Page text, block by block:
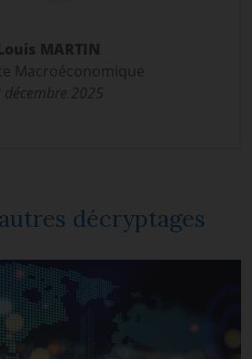
MARTIN
Macroéconomique
décembre 2025
décryptages